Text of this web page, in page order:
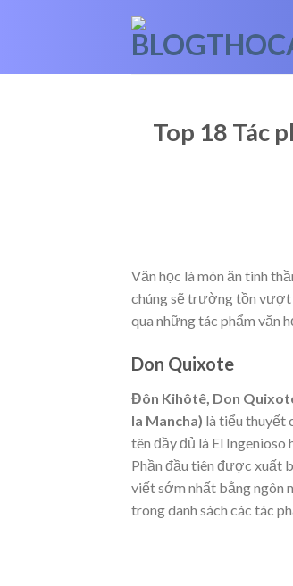
Top 18 Tác
Văn học là món ăn tinh
chúng sẽ trường tồn vượt
qua những tác phẩm văn
Don Quixote
Đôn Kihôtê, Don
la Mancha) là tiểu thuyết
tên đầy đủ là El Ingenioso
Phần đầu tiên được xuất
viết sớm nhất bằng ngôn
trong danh sách các tác